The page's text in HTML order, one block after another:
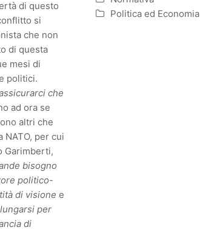
di questo
si
che non
di questa
mesi di
politici.
che
ad ora se
altri che
NATO, per cui
Garimberti,
bisogno
politico-
di visione e
per
di
Politica ed Economia